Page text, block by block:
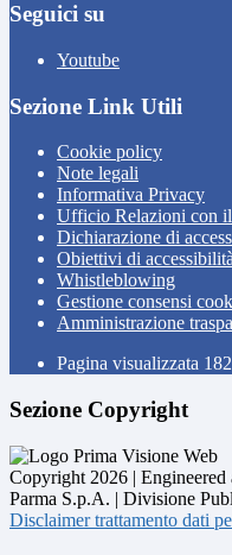
Seguici su
Youtube
Sezione Link Utili
Cookie policy
Note legali
Informativa Privacy
Ufficio Relazioni con
Dichiarazione di
Obiettivi di
Whistleblowing
Gestione consensi
Amministrazione
Pagina visualizzata
Sezione Copyright
Copyright 2026 |
Parma S.p.A. | Divisione
Disclaimer trattamento dati